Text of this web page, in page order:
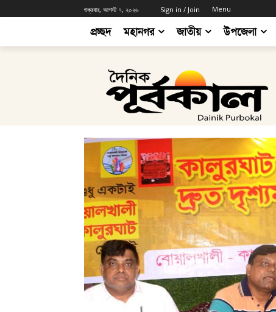
শুক্রবার, আগস্ট ৭, ২০২৬ Sign in / Join Menu
প্রচ্ছদ মহানগর জাতীয় উপজেলা